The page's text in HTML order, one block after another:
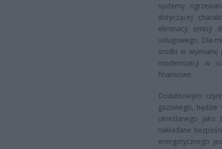
systemy
dotyczącej
eliminacji emisji
usługowego. Dla
środki w wymianę
modernizacji w
finansowe.
Dodatkowym
gazowego,
określanego jako
nakładane
energetycznego